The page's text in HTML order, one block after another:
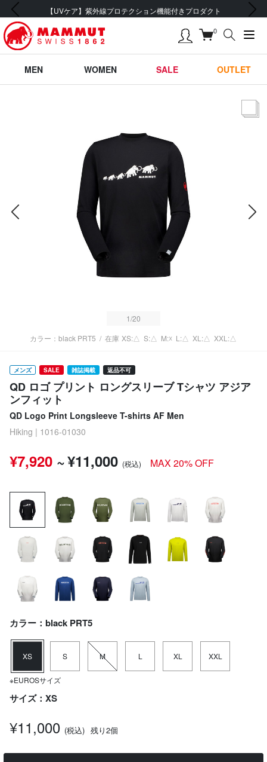
会員登録で【5,500円 (税込) 以上 送料無料】
前の画像 次の画像
0
MEN WOMEN SALE OUTLET
1/20
カラー：black PRT5 / 在庫 XS:△ S:△ M:☓ L:△ XL:△ XXL:△
メンズ SALE 雑誌掲載 返品不可
QD ロゴ プリント ロングスリーブ Tシャツ アジア
ンフィット
QD Logo Print Longsleeve T-shirts AF Men
Hiking | 1016-01030
¥7,920 ~¥11,000 (税込) MAX 20% OFF
カラー：black PRT5
XS S M L XL XXL
※EUROSサイズ
サイズ：XS
¥11,000 (税込) 残り2個